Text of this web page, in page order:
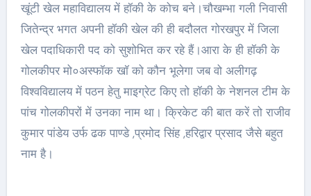
खूंटी खेल महाविद्यालय में हॉकी के कोच बने।चौखम्भा गली निवासी
जितेन्द्र भगत अपनी हॉकी खेल की ही बदौलत गोरखपुर में जिला
खेल पदाधिकारी पद को सुशोभित कर रहे हैं।आरा के ही हॉकी के
गोलकीपर मो०अस्फॉक खॉ को कौन भूलेगा जब वो अलीगढ़
विश्वविद्यालय में पठन हेतु माइग्रेट किए तो हॉकी के नेशनल टीम के
पांच गोलकीपरों में उनका नाम था। क्रिकेट की बात करें तो राजीव
कुमार पांडेय उर्फ ढक पाण्डे ,प्रमोद सिंह ,हरिद्वार प्रसाद जैसे बहुत
नाम है।